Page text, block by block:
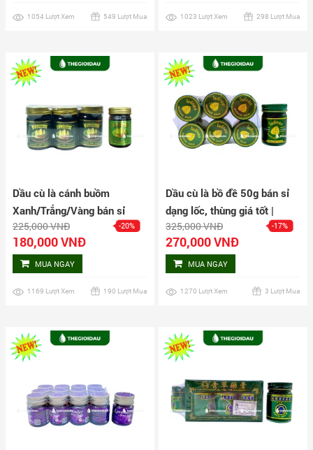
1054 Lượt Xem 549 Lượt Mua 1023 Lượt Xem 298 Lượt Mua
Dầu cù là cánh buồm
Xanh/Trắng/Vàng bán sỉ
dạng lốc, thùng giá tốt |
Dauthaoduoc.net
225,000 VNĐ -20%
180,000 VNĐ
MUA NGAY
1169 Lượt Xem 190 Lượt Mua
Dầu cù là bồ đề 50g bán sỉ
dạng lốc, thùng giá tốt |
Dauthaoduoc.net
325,000 VNĐ -17%
270,000 VNĐ
MUA NGAY
1270 Lượt Xem 3 Lượt Mua